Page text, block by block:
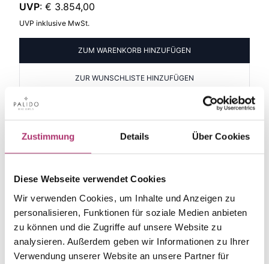
Zustimmung Details Über Cookies
Diese Webseite verwendet Cookies
Wir verwenden Cookies, um Inhalte und Anzeigen zu
personalisieren, Funktionen für soziale Medien anbieten
zu können und die Zugriffe auf unsere Website zu
analysieren. Außerdem geben wir Informationen zu Ihrer
Verwendung unserer Website an unsere Partner für
UVP: € 3.854,00
UVP inklusive MwSt.
ZUM WARENKORB HINZUFÜGEN
ZUR WUNSCHLISTE HINZUFÜGEN
PRODUKTINFORMATIONEN PRODUKTBESCHREIBUNG
Artikelgruppe
Material
-
1.41.1080.RG.750.018.0.0
9010595612794
-
Feingehalt
750
Farbe